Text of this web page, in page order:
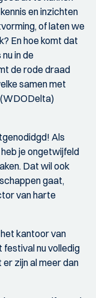
en inzichten
of laten we
En hoe komt dat
in de
de rode draad
samen met
Als
je ongetwijfeld
Dat wil ook
gaat,
van harte
kantoor van
festival nu volledig
zijn al meer dan